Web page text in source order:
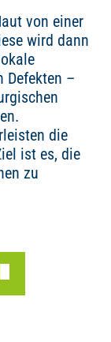
von einer
wird dann
Defekten –
die
ist es, die
zu